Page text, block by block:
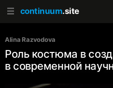
continuum.site
Alina Razvodova
Роль костюма в
в современной